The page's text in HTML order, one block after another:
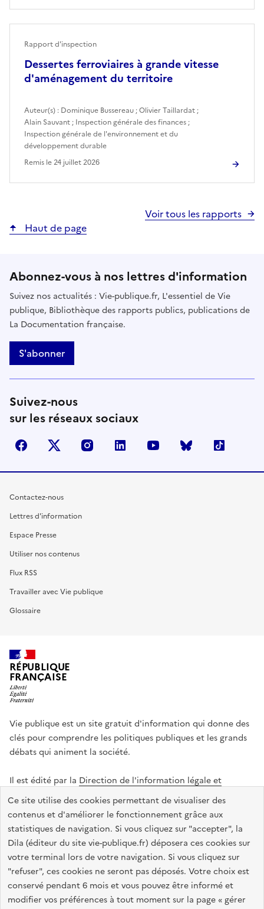
Ce site utilise des cookies permettant de visualiser des
contenus et d'améliorer le fonctionnement grâce aux
statistiques de navigation. Si vous cliquez sur "accepter", la
Dila (éditeur du site vie-publique.fr) déposera ces cookies sur
votre terminal lors de votre navigation. Si vous cliquez sur
"refuser", ces cookies ne seront pas déposés. Votre choix est
conservé pendant 6 mois et vous pouvez être informé et
modifier vos préférences à tout moment sur la page « gérer
Dessertes ferroviaires à grande vitesse
d'aménagement du territoire
Rapport d'inspection
Auteur(s) : Dominique Bussereau ;Olivier Taillardat ;
Alain Sauvant ; Inspection générale des finances ;
Inspection générale de l'environnement et du
développement durable
Remis le24 juillet 2026
Voir tous les rapports
Haut de page
Abonnez-vous à nos lettres d'information
Suivez nos actualités : Vie-publique.fr, L'essentiel de Vie
publique, Bibliothèque des rapports publics, publications de
La Documentation française.
S'abonner
Suivez-nous
sur les réseaux sociaux
facebook X (anciennement Twitter)
instagramlinkedin youtube Bluesky
Contactez-nous
Lettres d'information
Espace Presse
Utiliser nos contenus
Flux RSS
Travailler avec Vie publique
Glossaire
RÉPUBLIQUE
FRANÇAISE
Vie publique est un site gratuit d'information qui donne des
clés pour comprendre les politiques publiques et les grands
débats qui animent la société.
Il est édité par la Direction de l'information légale et
administrative
legifrance.gouv.fr info.gouv.fr
data.gouv.fr
service-public.gouv.fr
Accessibilité : totalement conforme Données personnelles